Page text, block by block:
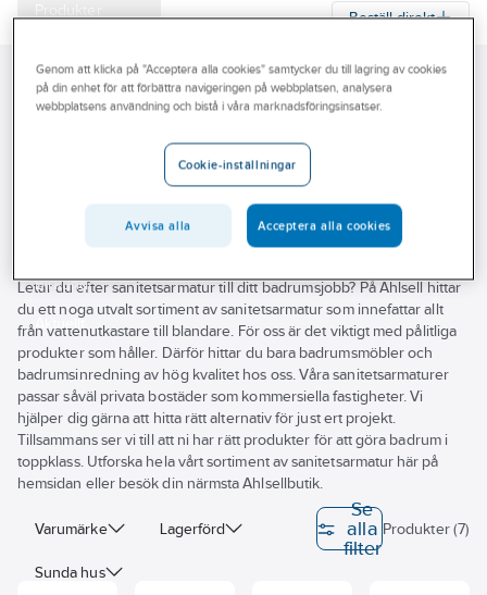
Produkter
Kampanjer
Bli kund
Aktuellt
Beställ direkt
Ahlsell Produkter Värme & Sanitet
Bad, Dusch, WC och möbler
Sanitetsarmatur
Blandare
Köksblandare
Beröringsfria köksblandare
Letar du efter sanitetsarmatur till ditt badrumsjobb? På Ahlsell hittar
du ett noga utvalt sortiment av sanitetsarmatur som innefattar allt
från vattenutkastare till blandare. För oss är det viktigt med pålitliga
produkter som håller. Därför hittar du bara badrumsmöbler och
badrumsinredning av hög kvalitet hos oss. Våra sanitetsarmaturer
passar såväl privata bostäder som kommersiella fastigheter. Vi
hjälper dig gärna att hitta rätt alternativ för just ert projekt.
Tillsammans ser vi till att ni har rätt produkter för att göra badrum i
toppklass. Utforska hela vårt sortiment av sanitetsarmatur här på
hemsidan eller besök din närmsta Ahlsellbutik.
Varumärke Lagerförd
Sunda hus
Se
alla
filter
Produkter (7)
Genom att klicka på "Acceptera alla cookies" samtycker du till lagring av cookies
på din enhet för att förbättra navigeringen på webbplatsen, analysera
webbplatsens användning och bistå i våra marknadsföringsinsatser.
Cookie-inställningar
Avvisa alla Acceptera alla cookies